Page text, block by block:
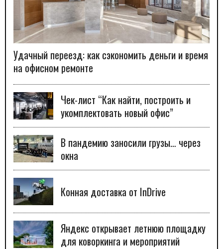
Удачный переезд: как сэкономить деньги и время
на офисном ремонте
Чек-лист “Как найти, построить и
укомплектовать новый офис”
В пандемию заносили грузы… через
окна
Конная доставка от InDrive
Яндекс открывает летнюю площадку
для коворкинга и мероприятий